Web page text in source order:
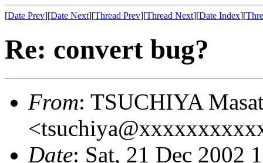
[Date Prev][Date Next][Thread Prev][Thread Next][Date Index][
Re: convert bug?
From: TSUCHIYA
Date: Sat, 21 Dec 2002